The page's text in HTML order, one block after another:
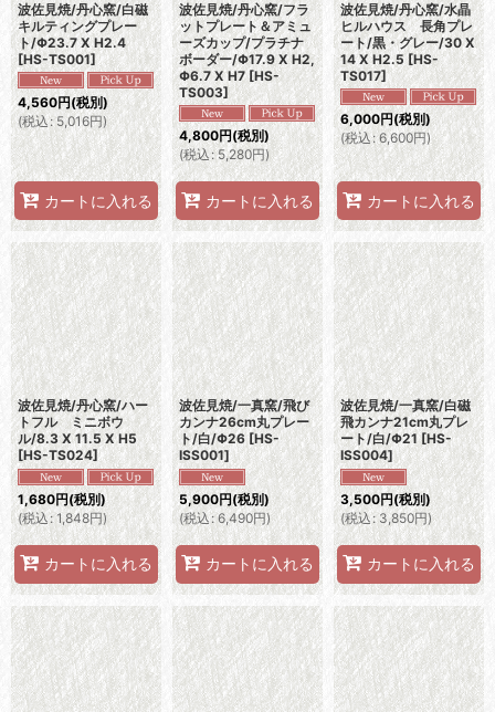
波佐見焼/丹心窯/白磁
キルティングプレー
ト/Φ23.7 X H2.4
[HS-TS001]
4,560円(税別)
(税込: 5,016円)
カートに入れる
波佐見焼/丹心窯/フラ
ットプレート＆アミュ
ーズカップ/プラチナ
ボーダー/Φ17.9 X H2,
Φ6.7 X H7 [HS-
TS003]
4,800円(税別)
(税込 : 5,280円)
カートに入れる
波佐見焼/丹心窯/水晶
ヒルハウス 長角プレ
ート/黒・グレー/30 X
14 X H2.5 [HS-
TS017]
6,000円(税別)
(税込: 6,600円)
カートに入れる
波佐見焼/丹心窯/ハー
トフル ミニボウ
ル/8.3 X 11.5 X H5
[HS-TS024]
1,680円(税別)
(税込: 1,848円)
カートに入れる
波佐見焼/一真窯/飛び
カンナ26cm丸プレー
ト/白/Φ26 [HS-
ISS001]
5,900円(税別)
(税込: 6,490円)
カートに入れる
波佐見焼/一真窯/白磁
飛カンナ21cm丸プレ
ート/白/Φ21 [HS-
ISS004]
3,500円(税別)
(税込: 3,850円)
カートに入れる